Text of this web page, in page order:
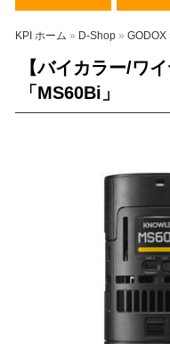
KPI ホーム » D-Shop » GODOX
【バイカラー/ワ
「MS60Bi」